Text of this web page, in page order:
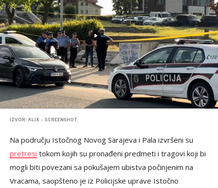
IZVOR: KLIX - SCREENSHOT
Na području Istočnog Novog Sarajeva i Pala izvršeni su
pretresi tokom kojih su pronađeni predmeti i tragovi koji bi
mogli biti povezani sa pokušajem ubistva počinjenim na
Vracama, saopšteno je iz Policijske uprave Istočno